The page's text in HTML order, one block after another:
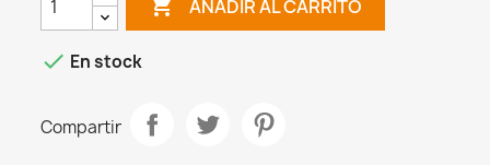
 AÑADIR AL CARRITO
 En stock
Compartir